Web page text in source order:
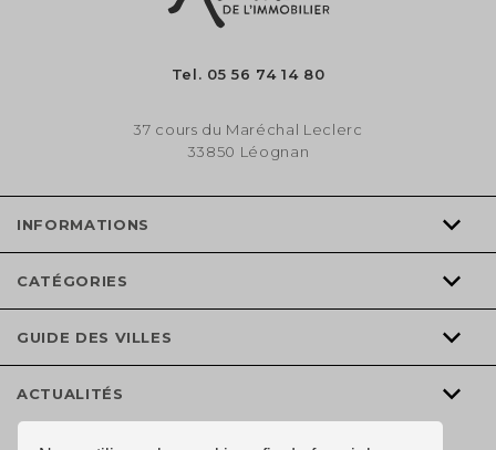
Tel. 05 56 74 14 80
37 cours du Maréchal Leclerc
33850 Léognan
INFORMATIONS
CATÉGORIES
GUIDE DES VILLES
ACTUALITÉS